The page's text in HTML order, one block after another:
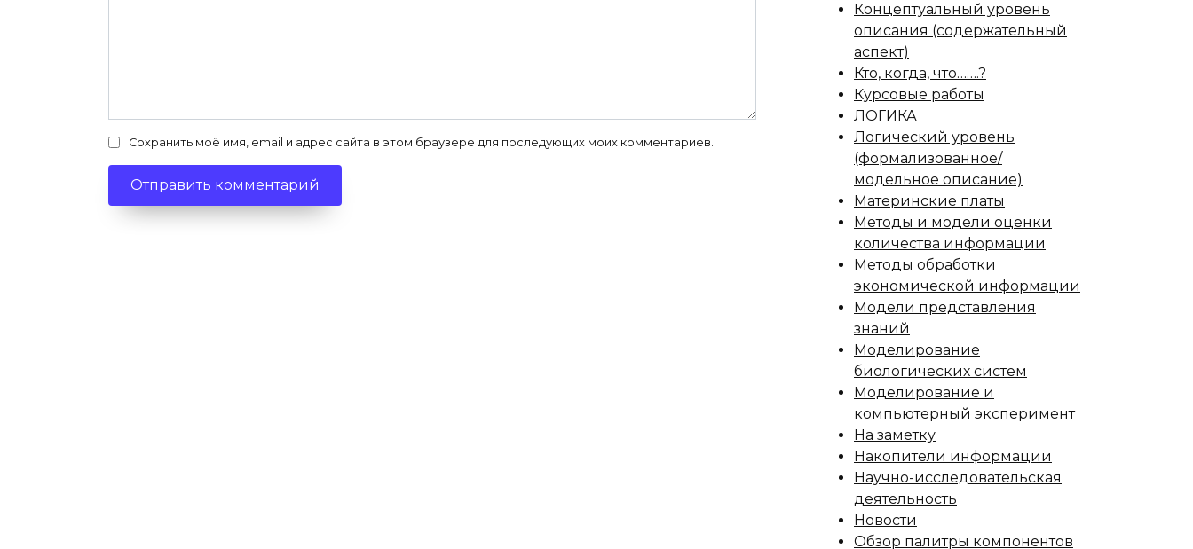
Сохранить моё имя, email и адрес сайта в этом браузере для последующих моих комментариев.
Концептуальный уровень
описания (содержательный
аспект)
Кто, когда, что…….?
Курсовые работы
ЛОГИКА
Логический уровень
(формализованное/
модельное описание)
Материнские платы
Методы и модели оценки
количества информации
Методы обработки
экономической информации
Модели представления
знаний
Моделирование
биологических систем
Моделирование и
компьютерный эксперимент
На заметку
Накопители информации
Научно-исследовательская
деятельность
Новости
Обзор палитры компонентов